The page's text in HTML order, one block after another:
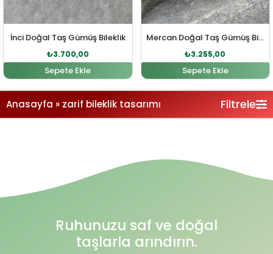
İnci Doğal Taş Gümüş Bileklik
₺3.700,00
Sepete Ekle
Mercan Doğal Taş Gümüş Bileklik
₺3.255,00
Sepete Ekle
Anasayfa » zarif bileklik tasarımı Filtrele
Ruhunuzu saf ve doğal
taşlarla arındırın.